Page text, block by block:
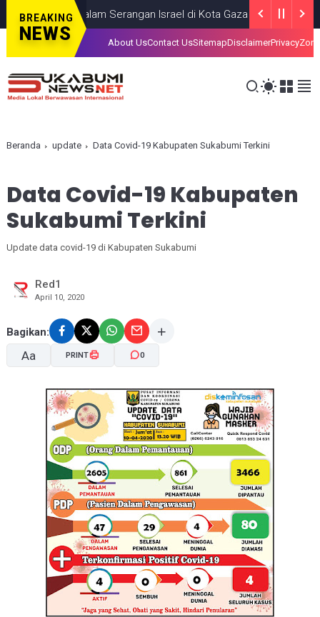
BREAKING
NEWS
Tewas dalam Serangan Israel di Kota Gaza GAZA JULY 19, 2026
About UsContact UsSitemapDisclaimerPrivacy
Beranda update Data Covid-19 Kabupaten Sukabumi Terkini
Data Covid-19 Kabupaten
Sukabumi Terkini
Update data covid-19 di Kabupaten Sukabumi
Red1
April 10, 2020
Bagikan:
Aa
A- A+
PRINT 0